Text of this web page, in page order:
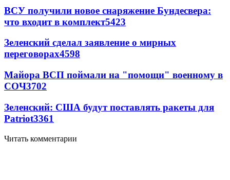
ВСУ получили новое снаряжение Бундесвера:
что входит в комплект5423
Зеленский сделал заявление о мирных
переговорах4598
Майора ВСП поймали на "помощи" военному в
СОЧ3702
Зеленский: США будут поставлять ракеты для
Patriot3361
Читать комментарии